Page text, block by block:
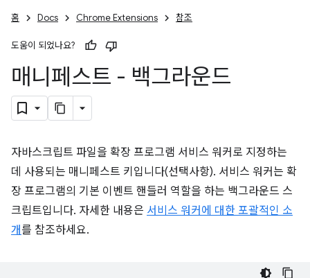
홈 Docs Chrome Extensions 참조
도움이 되었나요?
매니페스트 - 백그라운드
자바스크립트 파일을 확장 프로그램 서비스 워커로 지정하는
데 사용되는 매니페스트 키입니다(선택사항). 서비스 워커는 확
장 프로그램의 기본 이벤트 핸들러 역할을 하는 백그라운드 스
크립트입니다. 자세한 내용은 서비스 워커에 대한 포괄적인 소
개를 참조하세요.